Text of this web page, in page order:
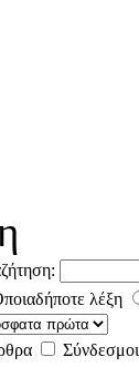
λέξη
Σύνδεσμοι